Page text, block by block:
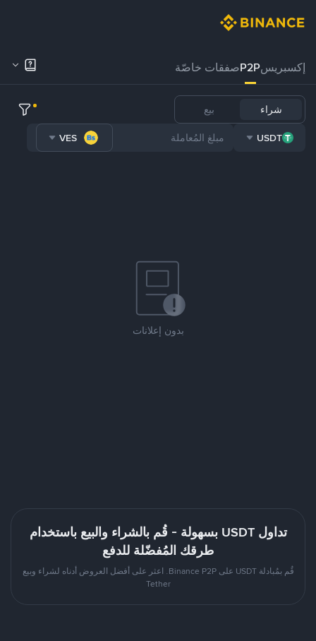
إكسبريسP2Pصفقات خاصّة
شراء بيع
USDT
VES
بدون إعلانات
تداول USDT بسهولة - قُم بالشراء والبيع باستخدام
طرقك المُفضّلة للدفع
قُم بمُبادلة USDT على Binance P2P. اعثر على أفضل العروض أدناه لشراء وبيع
Tether